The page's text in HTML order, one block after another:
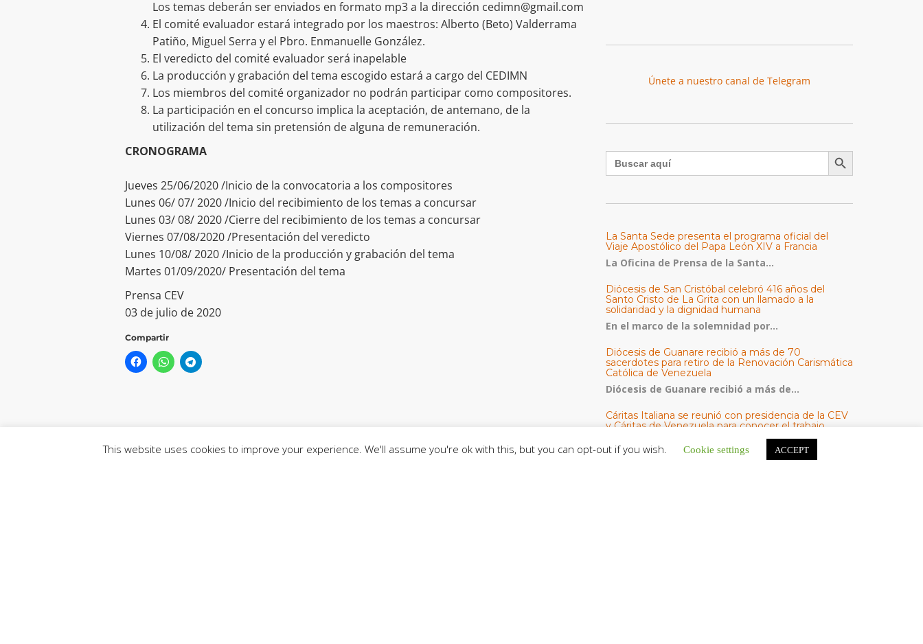
Los temas deberán ser enviados en formato mp3 a la dirección cedimn@gmail.com
El comité evaluador estará integrado por los maestros: Alberto (Beto) Valderrama
Patiño, Miguel Serra y el Pbro. Enmanuelle González.
El veredicto del comité evaluador será inapelable
La producción y grabación del tema escogido estará a cargo del CEDIMN
Los miembros del comité organizador no podrán participar como compositores.
La participación en el concurso implica la aceptación, de antemano, de la
utilización del tema sin pretensión de alguna de remuneración.
CRONOGRAMA
Jueves 25/06/2020 /Inicio de la convocatoria a los compositores
Lunes 06/ 07/ 2020 /Inicio del recibimiento de los temas a concursar
Lunes 03/ 08/ 2020 /Cierre del recibimiento de los temas a concursar
Viernes 07/08/2020 /Presentación del veredicto
Lunes 10/08/ 2020 /Inicio de la producción y grabación del tema
Martes 01/09/2020/ Presentación del tema
Prensa CEV
03 de julio de 2020
Compartir
Únete a nuestro canal de Telegram
Buscar: Botón de búsqueda
La Santa Sede presenta el programa oficial del
Viaje Apostólico del Papa León XIV a Francia
La Oficina de Prensa de la Santa...
Diócesis de San Cristóbal celebró 416 años del
Santo Cristo de La Grita con un llamado a la
solidaridad y la dignidad humana
En el marco de la solemnidad por...
Diócesis de Guanare recibió a más de 70
sacerdotes para retiro de la Renovación Carismática
Católica de Venezuela
Diócesis de Guanare recibió a más de...
Cáritas Italiana se reunió con presidencia de la CEV
y Cáritas de Venezuela para conocer el trabajo
Una delegación encabezada por el padre Marco...
This website uses cookies to improve your experience. We'll assume you're ok with this, but you can opt-out if you wish. Cookie settings ACCEPT